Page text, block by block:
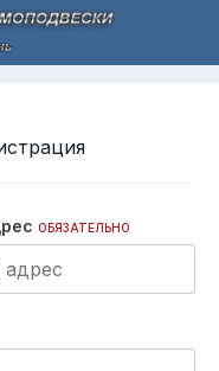
ОБЯЗАТЕЛЬНО